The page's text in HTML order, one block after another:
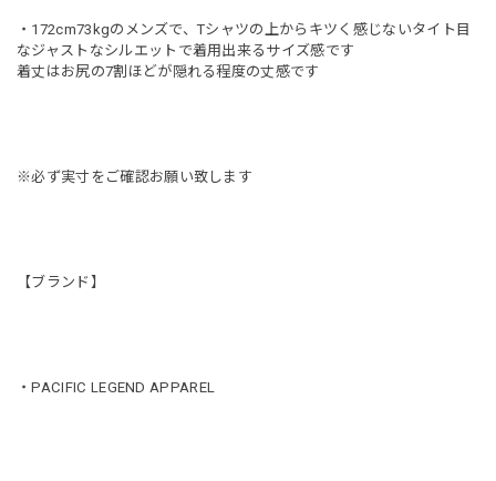
・172cm73kgのメンズで、Tシャツの上からキツく感じないタイト目
なジャストなシルエットで着用出来るサイズ感です
着丈はお尻の7割ほどが隠れる程度の丈感です
※必ず実寸をご確認お願い致します
【ブランド】
・PACIFIC LEGEND APPAREL